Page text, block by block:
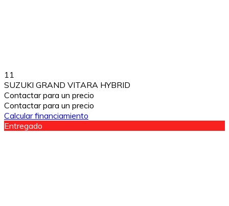
11
SUZUKI GRAND VITARA HYBRID
Contactar para un precio
Contactar para un precio
Calcular financiamiento
Entregado